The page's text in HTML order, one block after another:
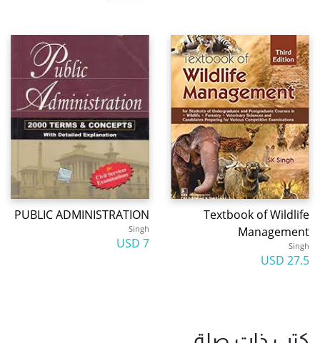
Textbook of Wildlife
Management
Singh
27.5 USD
PUBLIC ADMINISTRATION
Singh
7 USD